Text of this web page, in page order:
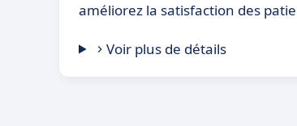
améliorez la satisfaction des
Voir plus de détails